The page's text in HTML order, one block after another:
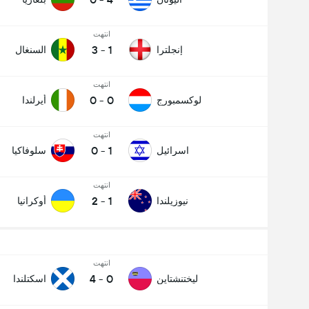
إنجلترا
انتهت
1
-
3 السنغال
لوكسمبورج
انتهت
0
-
0 أيرلندا
اسرائيل
انتهت
1
-
0 سلوفاكيا
نيوزيلندا
انتهت
1
-
2 أوكرانيا
ليختنشتاين
انتهت
0
-
4 اسكتلندا